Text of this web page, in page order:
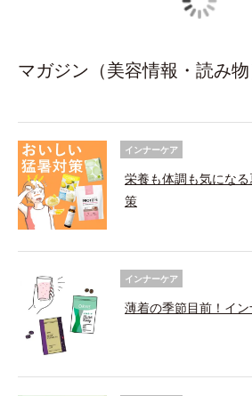
マガジン（美容情報・読み物
インナーケア
栄養も体調も気にな
策
インナーケア
薄着の季節目前！イ